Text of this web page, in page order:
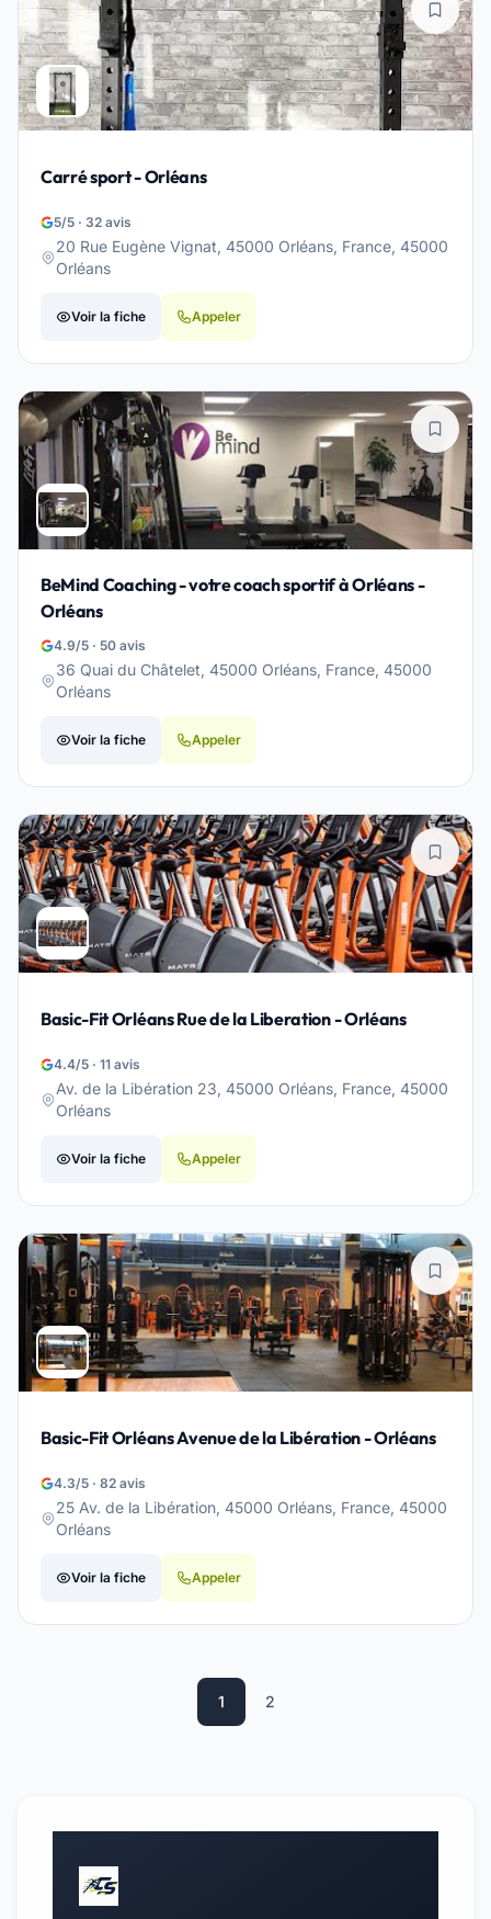
Carré sport - Orléans
5/5 · 32 avis
20 Rue Eugène Vignat, 45000 Orléans, France, 45000
Orléans
Voir la fiche Appeler
BeMind Coaching - votre coach sportif à Orléans -
Orléans
4.9/5 · 50 avis
36 Quai du Châtelet, 45000 Orléans, France, 45000
Orléans
Voir la fiche Appeler
Basic-Fit Orléans Rue de la Liberation - Orléans
4.4/5 · 11 avis
Av. de la Libération 23, 45000 Orléans, France, 45000
Orléans
Voir la fiche Appeler
Basic-Fit Orléans Avenue de la Libération - Orléans
4.3/5 · 82 avis
25 Av. de la Libération, 45000 Orléans, France, 45000
Orléans
Voir la fiche Appeler
1 2